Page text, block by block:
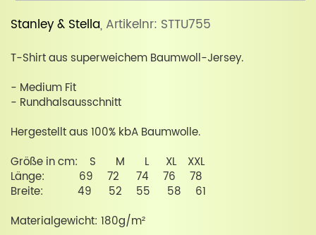
Stanley & Stella, Artikelnr: STTU755
T-Shirt aus superweichem Baumwoll-Jersey.
- Medium Fit
- Rundhalsausschnitt
Hergestellt aus 100% kbA Baumwolle.
Größe in cm: S M L XL XXL
Länge: 69 72 74 76 78
Breite: 49 52 55 58 61
Materialgewicht: 180g/m²